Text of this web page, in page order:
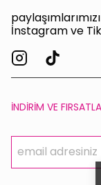
İnstagram ve
İNDİRİM VE